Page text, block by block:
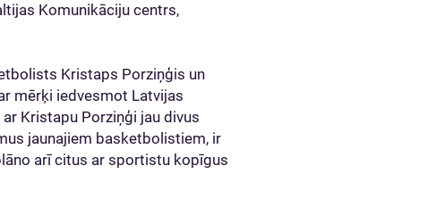
Komunikāciju centrs,
Kristaps Porziņģis un
mērķi iedvesmot Latvijas
Kristapu Porziņģi jau divus
jaunajiem basketbolistiem, ir
arī citus ar sportistu kopīgus